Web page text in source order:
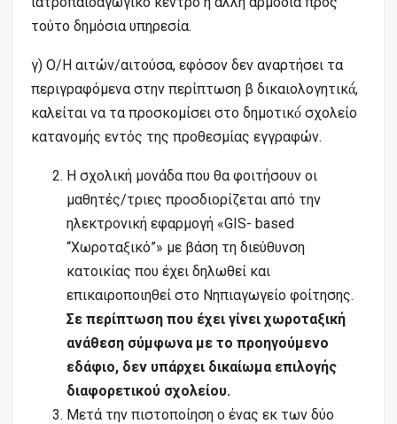
τούτο δημόσια υπηρεσία.
γ) Ο/Η αιτών/αιτούσα, εφόσον δεν αναρτήσει τα
περιγραφόμενα στην περίπτωση β δικαιολογητικά́,
καλείται να τα προσκομίσει στο δημοτικό́ σχολείο
κατανομής εντός της προθεσμίας εγγραφών.
Η σχολική μονάδα που θα φοιτήσουν οι
μαθητές/τριες προσδιορίζεται από την
ηλεκτρονική εφαρμογή «GIS- based
“Χωροταξικό”» με βάση τη διεύθυνση
κατοικίας που έχει δηλωθεί και
επικαιροποιηθεί στο Νηπιαγωγείο φοίτησης.
Σε περίπτωση που έχει γίνει χωροταξική
ανάθεση σύμφωνα με το προηγούμενο
εδάφιο, δεν υπάρχει δικαίωμα επιλογής
διαφορετικού σχολείου.
Μετά την πιστοποίηση ο ένας εκ των δύο